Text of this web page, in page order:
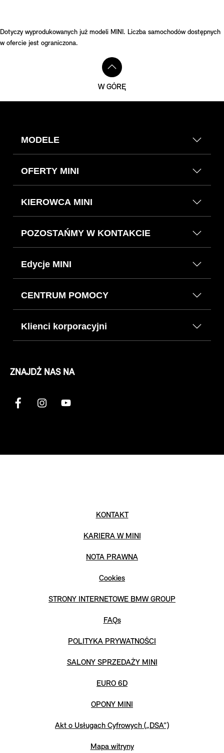
Dotyczy wyprodukowanych już modeli MINI. Liczba samochodów dostępnych
w ofercie jest ograniczona.
W GÓRĘ
MODELE
OFERTY MINI
KIEROWCA MINI
POZOSTAŃMY W KONTAKCIE
Edycje MINI
CENTRUM POMOCY
Klienci korporacyjni
ZNAJDŹ NAS NA
KONTAKT
KARIERA W MINI
NOTA PRAWNA
Cookies
STRONY INTERNETOWE BMW GROUP
FAQs
POLITYKA PRYWATNOŚCI
SALONY SPRZEDAŻY MINI
EURO 6D
OPONY MINI
Akt o Usługach Cyfrowych („DSA”)
Mapa witryny